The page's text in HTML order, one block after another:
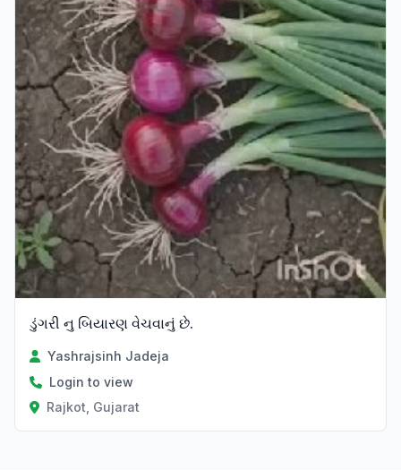
ડુંગરી નુ બિયારણ વેચવાનું છે.
Yashrajsinh Jadeja
Login to view
Rajkot, Gujarat